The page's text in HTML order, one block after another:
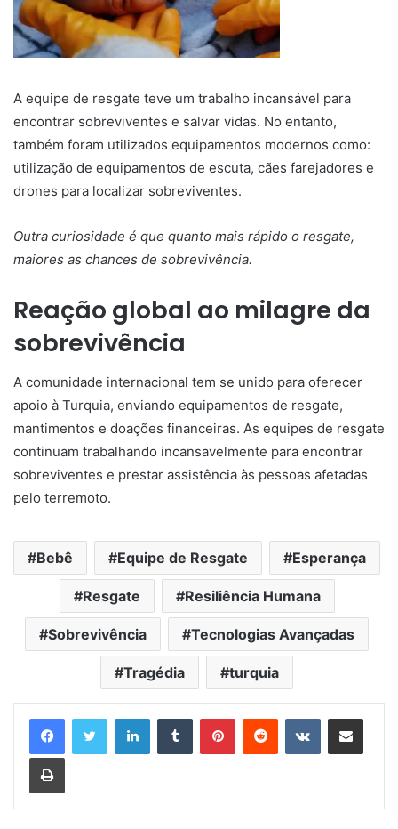
A equipe de resgate teve um trabalho incansável para
encontrar sobreviventes e salvar vidas. No entanto,
também foram utilizados equipamentos modernos como:
utilização de equipamentos de escuta, cães farejadores e
drones para localizar sobreviventes.
Outra curiosidade é que quanto mais rápido o resgate,
maiores as chances de sobrevivência.
Reação global ao milagre da
sobrevivência
A comunidade internacional tem se unido para oferecer
apoio à Turquia, enviando equipamentos de resgate,
mantimentos e doações financeiras. As equipes de resgate
continuam trabalhando incansavelmente para encontrar
sobreviventes e prestar assistência às pessoas afetadas
pelo terremoto.
Bebê Equipe de Resgate Esperança
Resgate Resiliência Humana
Sobrevivência Tecnologias Avançadas
Tragédia turquia